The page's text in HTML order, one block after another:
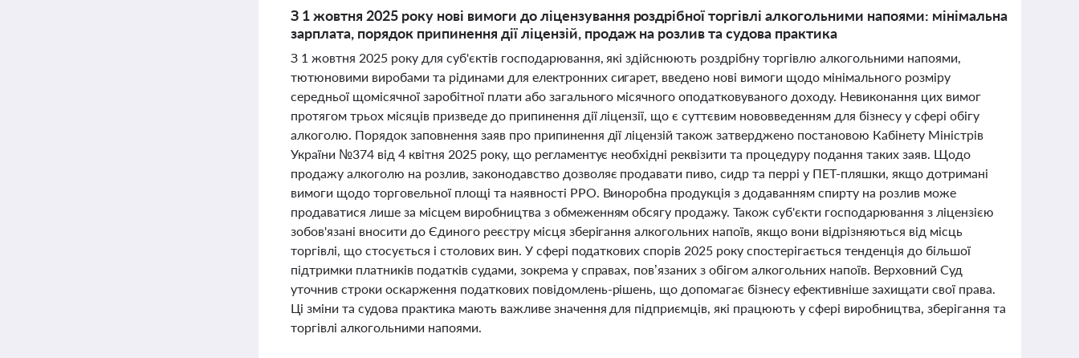
З 1 жовтня 2025 року нові вимоги до ліцензування роздрібної торгівлі алкогольними напоями: мінімальна
зарплата, порядок припинення дії ліцензій, продаж на розлив та судова практика
З 1 жовтня 2025 року для суб'єктів господарювання, які здійснюють роздрібну торгівлю алкогольними напоями,
тютюновими виробами та рідинами для електронних сигарет, введено нові вимоги щодо мінімального розміру
середньої щомісячної заробітної плати або загального місячного оподатковуваного доходу. Невиконання цих вимог
протягом трьох місяців призведе до припинення дії ліцензії, що є суттєвим нововведенням для бізнесу у сфері обігу
алкоголю. Порядок заповнення заяв про припинення дії ліцензій також затверджено постановою Кабінету Міністрів
України №374 від 4 квітня 2025 року, що регламентує необхідні реквізити та процедуру подання таких заяв. Щодо
продажу алкоголю на розлив, законодавство дозволяє продавати пиво, сидр та перрі у ПЕТ-пляшки, якщо дотримані
вимоги щодо торговельної площі та наявності РРО. Виноробна продукція з додаванням спирту на розлив може
продаватися лише за місцем виробництва з обмеженням обсягу продажу. Також суб'єкти господарювання з ліцензією
зобов'язані вносити до Єдиного реєстру місця зберігання алкогольних напоїв, якщо вони відрізняються від місць
торгівлі, що стосується і столових вин. У сфері податкових спорів 2025 року спостерігається тенденція до більшої
підтримки платників податків судами, зокрема у справах, пов’язаних з обігом алкогольних напоїв. Верховний Суд
уточнив строки оскарження податкових повідомлень-рішень, що допомагає бізнесу ефективніше захищати свої права.
Ці зміни та судова практика мають важливе значення для підприємців, які працюють у сфері виробництва, зберігання та
торгівлі алкогольними напоями.